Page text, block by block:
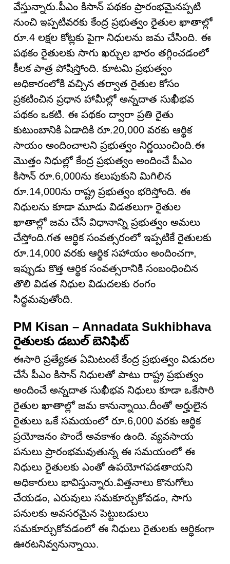
వేస్తున్నారు.పీఎం కిసాన్ పథకం ప్రారంభమైనప్పటి
నుంచి ఇప్పటివరకు కేంద్ర ప్రభుత్వం రైతుల ఖాతాల్లో
రూ.4 లక్షల కోట్లకు పైగా నిధులను జమ చేసింది. ఈ
పథకం రైతులకు సాగు ఖర్చుల భారం తగ్గించడంలో
కీలక పాత్ర పోషిస్తోంది. కూటమి ప్రభుత్వం
అధికారంలోకి వచ్చిన తర్వాత రైతుల కోసం
ప్రకటించిన ప్రధాన హామీల్లో అన్నదాత సుఖీభవ
పథకం ఒకటి. ఈ పథకం ద్వారా ప్రతి రైతు
కుటుంబానికి ఏడాదికి రూ.20,000 వరకు ఆర్థిక
సాయం అందించాలని ప్రభుత్వం నిర్ణయించింది.ఈ
మొత్తం నిధుల్లో కేంద్ర ప్రభుత్వం అందించే పీఎం
కిసాన్ రూ.6,000ను కలుపుకుని మిగిలిన
రూ.14,000ను రాష్ట్ర ప్రభుత్వం భరిస్తోంది. ఈ
నిధులను కూడా మూడు విడతలుగా రైతుల
ఖాతాల్లో జమ చేసే విధానాన్ని ప్రభుత్వం అమలు
చేస్తోంది.గత ఆర్థిక సంవత్సరంలో ఇప్పటికే రైతులకు
రూ.14,000 వరకు ఆర్థిక సహాయం అందించగా,
ఇప్పుడు కొత్త ఆర్థిక సంవత్సరానికి సంబంధించిన
తొలి విడత నిధుల విడుదలకు రంగం
సిద్ధమవుతోంది.
PM Kisan – Annadata Sukhibhava
రైతులకు డబుల్ బెనిఫిట్
ఈసారి ప్రత్యేకత ఏమిటంటే కేంద్ర ప్రభుత్వం విడుదల
చేసే పీఎం కిసాన్ నిధులతో పాటు రాష్ట్ర ప్రభుత్వం
అందించే అన్నదాత సుఖీభవ నిధులు కూడా ఒకేసారి
రైతుల ఖాతాల్లో జమ కానున్నాయి.దీంతో అర్హులైన
రైతులు ఒకే సమయంలో రూ.6,000 వరకు ఆర్థిక
ప్రయోజనం పొందే అవకాశం ఉంది. వ్యవసాయ
పనులు ప్రారంభమవుతున్న ఈ సమయంలో ఈ
నిధులు రైతులకు ఎంతో ఉపయోగపడతాయని
అధికారులు భావిస్తున్నారు.విత్తనాలు కొనుగోలు
చేయడం, ఎరువులు సమకూర్చుకోవడం, సాగు
పనులకు అవసరమైన పెట్టుబడులు
సమకూర్చుకోవడంలో ఈ నిధులు రైతులకు ఆర్థికంగా
ఊరటనివ్వనున్నాయి.